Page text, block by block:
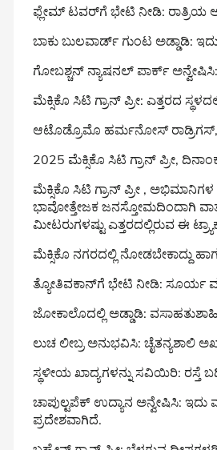
ಫ್ಲೇಮ್ ಟವರ್‌ಗೆ ಭೇಟಿ ನೀಡಿ: ರಾತ್ರಿಯ
ಬಾಕು ಬುಲವಾರ್ಡ್ ಗುಂಟ ಅಡ್ಡಾಡಿ:
ಗೋಬಶ್ಚನ್ ನ್ಯಾಷನಲ್ ಪಾರ್ಕ್
ಮೆಕ್ಸಿಕೊ ಸಿಟಿ ಗ್ರಾನ್ ಪ್ರೀ: ಎತ್ತರದ
ಆಟೊಡ್ರೊಮೊ ಹರ್ಮನೋಸ್ ರಾಡ್ರಿಗಸ್,
2025 ಮೆಕ್ಸಿಕೊ ಸಿಟಿ ಗ್ರಾನ್ ಪ್ರೀ,
ಮೆಕ್ಸಿಕೊ ಸಿಟಿ ಗ್ರಾನ್ ಪ್ರೀ ,
ಭಾವೋತ್ತೇಜಕ ಜನಸ್ತೋಮದಿಂದಾಗಿ
ಮೀಟರುಗಳಷ್ಟು ಎತ್ತರದಲ್ಲಿರುವ ಈ
ಮೆಕ್ಸಿಕೊ ನಗರದಲ್ಲಿ ನೋಡಬೇಕಾದ್ದು
ತ್ಯೋತಿವಕಾನ್‌ಗೆ ಭೇಟಿ ನೀಡಿ: ಸೂರ್ಯ
ಜೋಕಾಲೊದಲ್ಲಿ ಅಡ್ಡಾಡಿ:
ಲುಚ ಲೀಬ್ರ ಅನುಭವಿಸಿ: ಚೈತನ್ಯಶಾಲಿ
ಸ್ಥಳೀಯ ಖಾದ್ಯಗಳನ್ನು ಸವಿಯಿರಿ:
ಚಾಪುಲ್ಟಪೆಕ್ ಉದ್ಯಾನ ಅನ್ವೇಷಿಸಿ:
ಪ್ರದೇಶವಾಗಿದೆ.